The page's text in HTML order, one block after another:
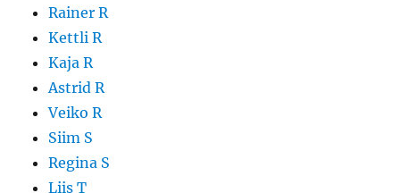
Rainer R
Kettli R
Kaja R
Astrid R
Veiko R
Siim S
Regina S
Liis T